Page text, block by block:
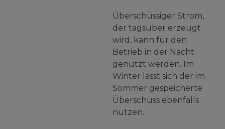
Überschüssiger Strom,
der tagsüber erzeugt
wird, kann für den
Betrieb in der Nacht
genutzt werden. Im
Winter lässt sich der im
Sommer gespeicherte
Überschuss ebenfalls
nutzen.